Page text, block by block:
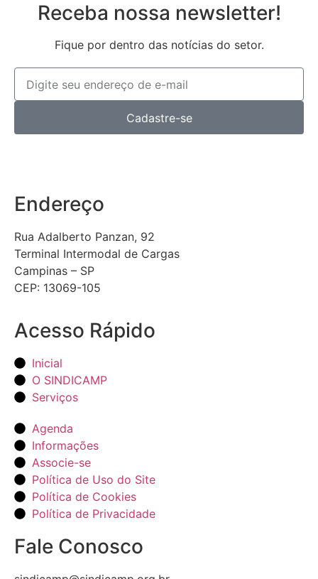
Receba nossa newsletter!
Fique por dentro das notícias do setor.
Cadastre-se
Endereço
Rua Adalberto Panzan, 92
Terminal Intermodal de Cargas
Campinas – SP
CEP: 13069-105
Acesso Rápido
Inicial
O SINDICAMP
Serviços
Agenda
Informações
Associe-se
Política de Uso do Site
Política de Cookies
Política de Privacidade
Fale Conosco